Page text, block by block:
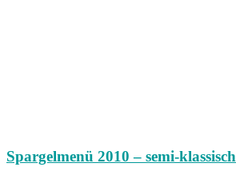
Spargelmenü 2010 – semi-klassisch